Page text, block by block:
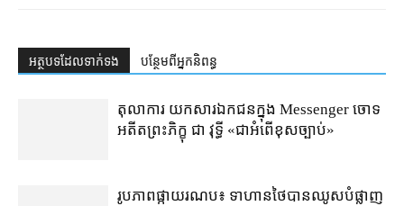
អត្ថបទ​ដែល​ទាក់ទង បន្ថែម​ពី​អ្នកនិពន្ធ
តុលាការ​​ យកសារឯកជនក្នុង Messenger ចោទ
អតីតព្រះភិក្ខុ ជា វុទ្ធី «ជាអំពើខុសច្បាប់»
រូបភាពផ្កាយរណប៖ ទាហានថៃបានឈូសបំផ្លាញ